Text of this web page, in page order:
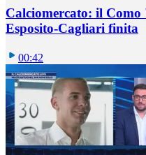
Calciomercato: il
Esposito-Cagliari finita
00:42